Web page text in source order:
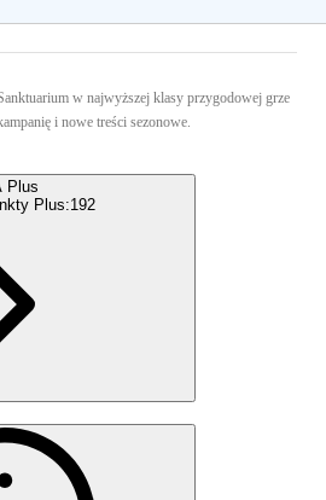
w najwyższej klasy przygodowej grze
i nowe treści sezonowe.
Plus
Plus:192